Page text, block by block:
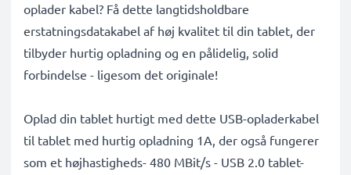
oplader kabel? Få dette langtidsholdbare
erstatningsdatakabel af høj kvalitet til din tablet, der
tilbyder hurtig opladning og en pålidelig, solid
forbindelse - ligesom det originale!
Oplad din tablet hurtigt med dette USB-opladerkabel
til tablet med hurtig opladning 1A, der også fungerer
som et højhastigheds- 480 MBit/s - USB 2.0 tablet-